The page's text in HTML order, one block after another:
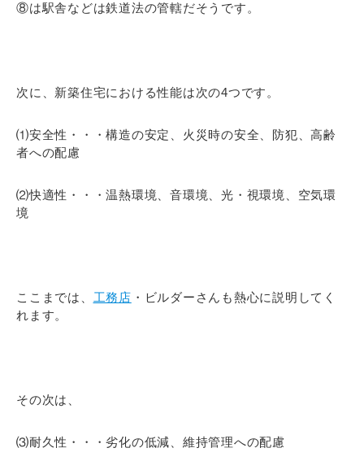
⑧は駅舎などは鉄道法の管轄だそうです。
次に、新築住宅における性能は次の4つです。
⑴安全性・・・構造の安定、火災時の安全、防犯、高齢
者への配慮
⑵快適性・・・温熱環境、音環境、光・視環境、空気環
境
ここまでは、 工務店 ・ビルダーさんも熱心に説明してく
れます。
その次は、
⑶耐久性・・・劣化の低減、維持管理への配慮